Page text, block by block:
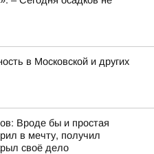
в Московской и других
Вроде бы и простая
в мечту, получил
своё дело